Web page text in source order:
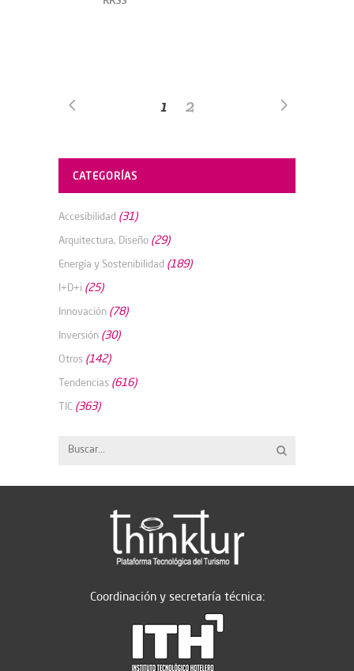
1 2
CATEGORÍAS
Accesibilidad (31)
Arquitectura, Diseño (29)
Energía y Sostenibilidad (189)
I+D+i (25)
Innovación (78)
Inversión (30)
Otros (142)
Tendencias (616)
TIC (363)
Coordinación y secretaría técnica: